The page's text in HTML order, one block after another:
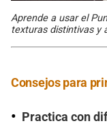
Aprende a usar el
texturas distintivas y
Consejos para
Practica con